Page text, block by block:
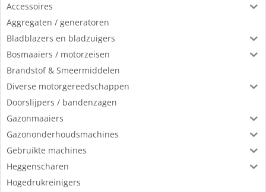
Accessoires
Aggregaten / generatoren
Bladblazers en bladzuigers
Bosmaaiers / motorzeisen
Brandstof & Smeermiddelen
Diverse motorgereedschappen
Doorslijpers / bandenzagen
Gazonmaaiers
Gazononderhoudsmachines
Gebruikte machines
Heggenscharen
Hogedrukreinigers